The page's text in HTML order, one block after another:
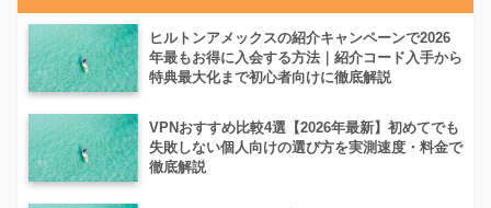
ヒルトンアメックスの紹介キャンペーンで2026
年最もお得に入会する方法｜紹介コード入手から
特典最大化まで初心者向けに徹底解説
VPNおすすめ比較4選【2026年最新】初めてでも
失敗しない個人向けの選び方を実測速度・料金で
徹底解説